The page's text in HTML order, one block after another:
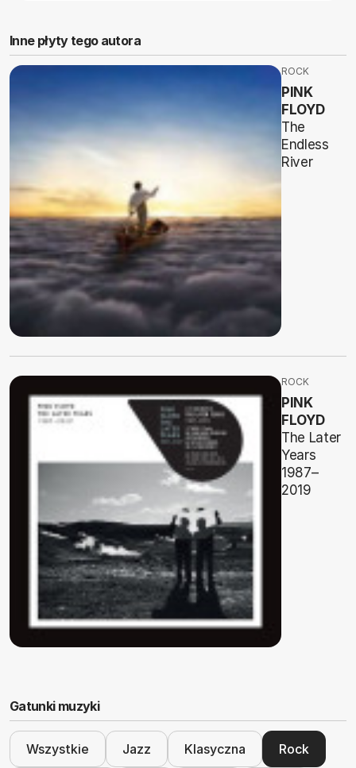
Inne płyty tego autora
ROCK
PINK
FLOYD
The
Endless
River
ROCK
PINK
FLOYD
The Later
Years
1987–
2019
Gatunki muzyki
Wszystkie Jazz Klasyczna Rock